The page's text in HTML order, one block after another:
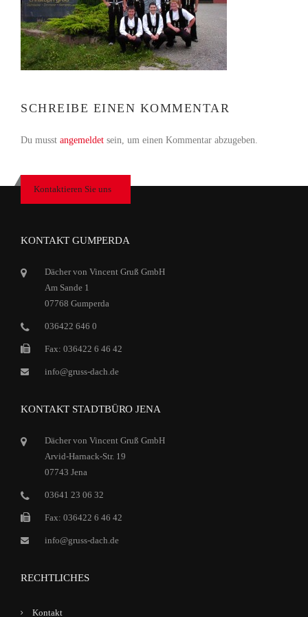
SCHREIBE EINEN KOMMENTAR
Du musst angemeldet sein, um einen Kommentar abzugeben.
Kontaktieren Sie uns
KONTAKT GUMPERDA
Dächer von Vincent Gruß GmbH
Am Sande 1
07768 Gumperda
036422 646 0
Fax: 036422 6 46 42
info@gruss-dach.de
KONTAKT STADTBÜRO JENA
Dächer von Vincent Gruß GmbH
Arvid-Harnack-Str. 19
07743 Jena
03641 23 06 32
Fax: 036422 6 46 42
info@gruss-dach.de
RECHTLICHES
Kontakt